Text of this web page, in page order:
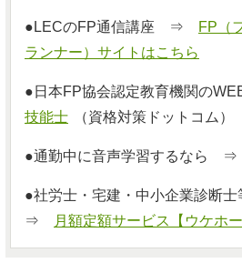
●LECのFP通信講座 ⇒
FP（
ランナー）サイトはこちら
●日本FP協会認定教育機関の
技能士
（資格対策ドットコム）
●通勤中に音声学習するなら
●社労士・宅建・中小企業診断
⇒
月額定額サービス【ウケホー